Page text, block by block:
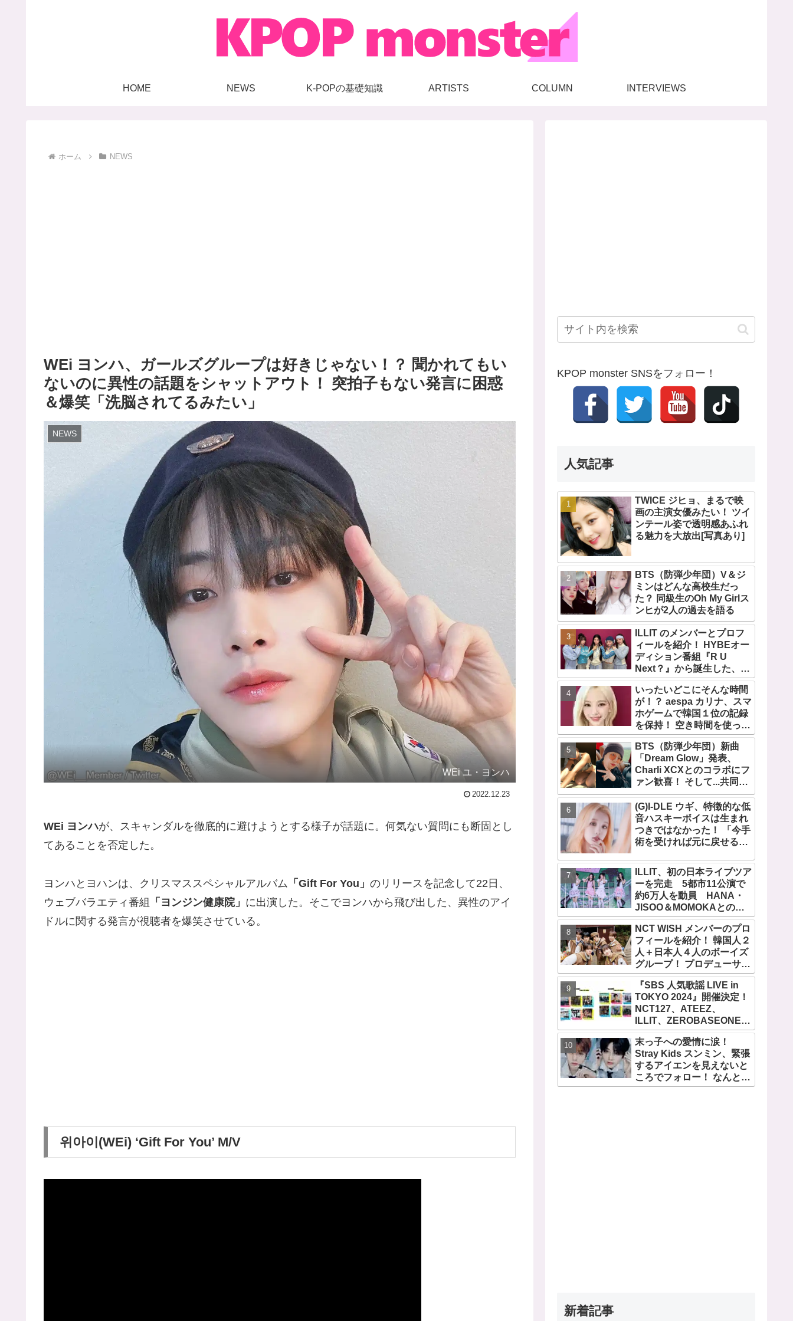
HOME NEWS K-POPの基礎知識 ARTISTS COLUMN INTERVIEWS
ホーム NEWS
WEi ヨンハ、ガールズグループは好きじゃない！？ 聞かれてもい
ないのに異性の話題をシャットアウト！ 突拍子もない発言に困惑
＆爆笑「洗脳されてるみたい」
NEWS
WEi ユ・ヨンハ
2022.12.23
WEi ヨンハが、スキャンダルを徹底的に避けようとする様子が話題に。何気ない質問にも断固とし
てあることを否定した。
ヨンハとヨハンは、クリスマススペシャルアルバム 「Gift For You」 のリリースを記念して22日、
ウェブバラエティ番組 「ヨンジン健康院」 に出演した。そこでヨンハから飛び出した、異性のアイ
ドルに関する発言が視聴者を爆笑させている。
위아이(WEi) ‘Gift For You’ M/V
KPOP monster SNSをフォロー！
人気記事
TWICE ジヒョ、まるで映
画の主演女優みたい！ ツイ
ンテール姿で透明感あふれ
る魅力を大放出[写真あり]
BTS（防弾少年団）V＆ジ
ミンはどんな高校生だっ
た？ 同級生のOh My Girlス
ンヒが2人の過去を語る
ILLIT のメンバーとプロフ
ィールを紹介！ HYBEオー
ディション番組『R U
Next？』から誕生した、日
本人のイロハとモカを含む
5人組ガールズグループ！
デビュー曲「Magnetic」が
いきなりの大ヒット
いったいどこにそんな時間
が！？ aespa カリナ、スマ
ホゲームで韓国１位の記録
を保持！ 空き時間を使って
１万回ものミニゲームをク
リア「芸能人たちが時間が
ないと言っているのは全部
嘘」
BTS（防弾少年団）新曲
「Dream Glow」発表、
Charli XCXとのコラボにフ
ァン歓喜！ そして...共同制
作者が明かすジミンへの思
い「彼の夢、そして彼の絶
望から生まれた歌」
(G)I-DLE ウギ、特徴的な低
音ハスキーボイスは生まれ
つきではなかった！ 「今手
術を受ければ元に戻せるけ
とは？
ILLIT、初の日本ライブツア
ーを完走 5都市11公演で
約6万人を動員 HANA・
JISOO＆MOMOKAとのス
ペシャルコラボも実現
NCT WISH メンバーのプロ
フィールを紹介！ 韓国人２
人＋日本人４人のボーイズ
グループ！ プロデューサー
はアジアの歌姫BoA！ シオ
ン、ジェヒ、リク、ユウ
シ、リョウ、サクヤの魅力
を徹底解説
『SBS 人気歌謡 LIVE in
TOKYO 2024』開催決定！
NCT127、ATEEZ、
ILLIT、ZEROBASEONE、
SHINee テミン、THE
BOYZなど、豪華アーティ
スト出演決定！ 10月12
日・13日、さいたまスーパ
ーアリーナにて
末っ子への愛情に涙！
Stray Kids スンミン、緊張
するアイエンを見えないと
ころでフォロー！ なんと直
接「アイエンをよろしく」
新着記事